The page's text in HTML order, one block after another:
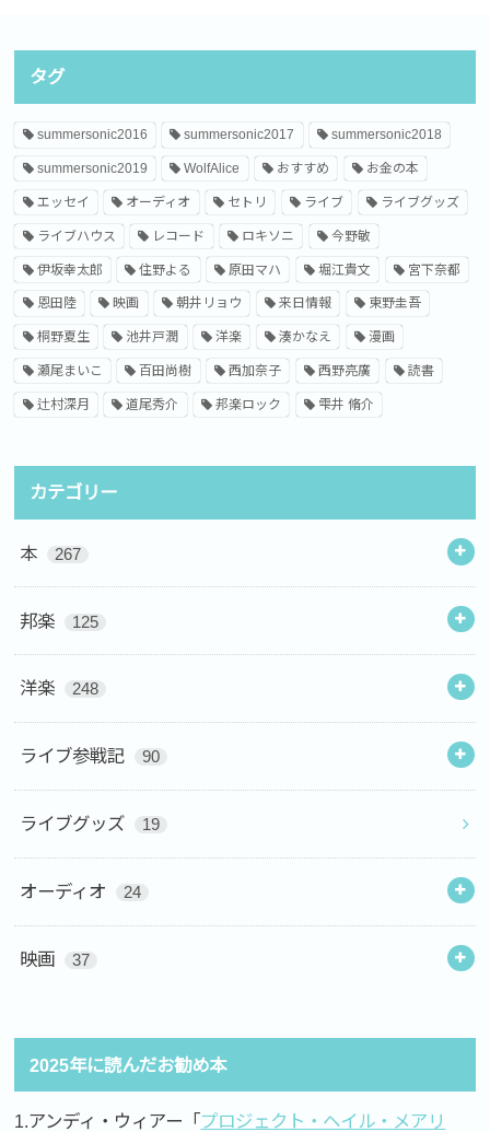
タグ
summersonic2016 summersonic2017 summersonic2018
summersonic2019 WolfAlice おすすめ お金の本
エッセイ オーディオ セトリ ライブ ライブグッズ
ライブハウス レコード ロキソニ 今野敏
伊坂幸太郎 住野よる 原田マハ 堀江貴文 宮下奈都
恩田陸 映画 朝井リョウ 来日情報 東野圭吾
桐野夏生 池井戸潤 洋楽 湊かなえ 漫画
瀬尾まいこ 百田尚樹 西加奈子 西野亮廣 読書
辻村深月 道尾秀介 邦楽ロック 雫井 脩介
カテゴリー
本 267
邦楽 125
洋楽 248
ライブ参戦記 90
ライブグッズ 19
オーディオ 24
映画 37
2025年に読んだお勧め本
1.アンディ・ウィアー「プロジェクト・ヘイル・メアリ